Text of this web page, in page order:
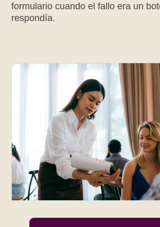
formulario cuando el fallo era un
respondía.